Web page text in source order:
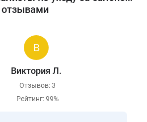
Виктория Л.
Отзывов: 3
Рейтинг: 99%